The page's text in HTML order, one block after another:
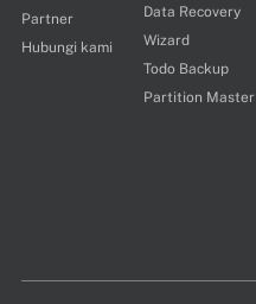
Partner
Hubungi kami
Data Recovery
Wizard
Todo Backup
Partition Master